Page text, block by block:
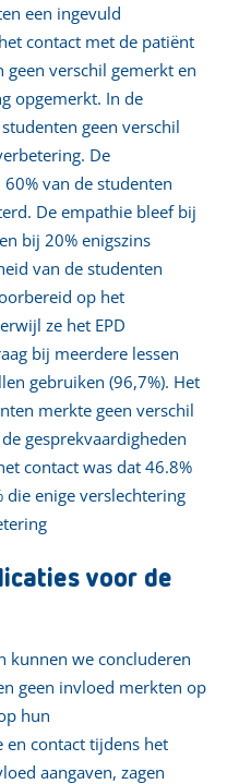
een ingevuld
contact met de patiënt
verschil gemerkt en
opgemerkt. In de
geen verschil
De
van de studenten
De empathie bleef bij
bij 20% enigszins
van de studenten
op het
ze het EPD
bij meerdere lessen
gebruiken (96,7%). Het
merkte geen verschil
gesprekvaardigheden
contact was dat 46.8%
die enige verslechtering
voor de
kunnen we concluderen
geen invloed merkten op
hun
en contact tijdens het
aangaven, zagen